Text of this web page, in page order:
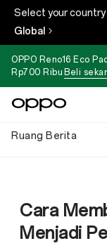
Select your country
Global
OPPO Reno16 Eco
Rp700 Ribu Beli
Ruang Berita
Cara
Menjadi